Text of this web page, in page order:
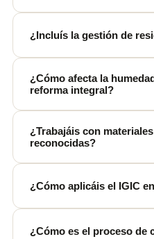
¿Incluís la gestión de
¿Cómo afecta la
reforma integral?
¿Trabajáis con
reconocidas?
¿Cómo aplicáis el IGIC
¿Cómo es el proceso de